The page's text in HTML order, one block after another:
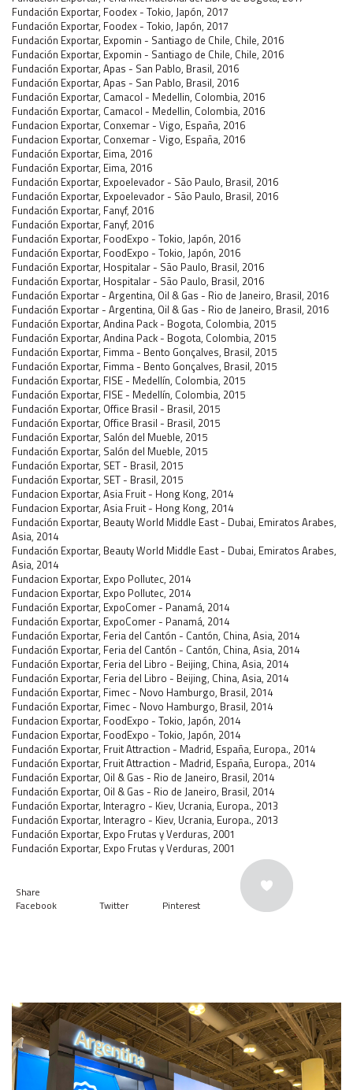
Fundación Exportar, Foodex - Tokio, Japón, 2017
Fundación Exportar, Foodex - Tokio, Japón, 2017
Fundación Exportar, Expomin - Santiago de Chile, Chile, 2016
Fundación Exportar, Expomin - Santiago de Chile, Chile, 2016
Fundación Exportar, Apas - San Pablo, Brasil, 2016
Fundación Exportar, Apas - San Pablo, Brasil, 2016
Fundación Exportar, Camacol - Medellin, Colombia, 2016
Fundación Exportar, Camacol - Medellin, Colombia, 2016
Fundacion Exportar, Conxemar - Vigo, España, 2016
Fundacion Exportar, Conxemar - Vigo, España, 2016
Fundación Exportar, Eima, 2016
Fundación Exportar, Eima, 2016
Fundación Exportar, Expoelevador - São Paulo, Brasil, 2016
Fundación Exportar, Expoelevador - São Paulo, Brasil, 2016
Fundación Exportar, Fanyf, 2016
Fundación Exportar, Fanyf, 2016
Fundación Exportar, FoodExpo - Tokio, Japón, 2016
Fundación Exportar, FoodExpo - Tokio, Japón, 2016
Fundación Exportar, Hospitalar - São Paulo, Brasil, 2016
Fundación Exportar, Hospitalar - São Paulo, Brasil, 2016
Fundación Exportar - Argentina, Oil & Gas - Rio de Janeiro, Brasil, 2016
Fundación Exportar - Argentina, Oil & Gas - Rio de Janeiro, Brasil, 2016
Fundación Exportar, Andina Pack - Bogota, Colombia, 2015
Fundación Exportar, Andina Pack - Bogota, Colombia, 2015
Fundación Exportar, Fimma - Bento Gonçalves, Brasil, 2015
Fundación Exportar, Fimma - Bento Gonçalves, Brasil, 2015
Fundación Exportar, FISE - Medellín, Colombia, 2015
Fundación Exportar, FISE - Medellín, Colombia, 2015
Fundación Exportar, Office Brasil - Brasil, 2015
Fundación Exportar, Office Brasil - Brasil, 2015
Fundación Exportar, Salón del Mueble, 2015
Fundación Exportar, Salón del Mueble, 2015
Fundación Exportar, SET - Brasil, 2015
Fundación Exportar, SET - Brasil, 2015
Fundacion Exportar, Asia Fruit - Hong Kong, 2014
Fundacion Exportar, Asia Fruit - Hong Kong, 2014
Fundación Exportar, Beauty World Middle East - Dubai, Emiratos Arabes,
Asia, 2014
Fundación Exportar, Beauty World Middle East - Dubai, Emiratos Arabes,
Asia, 2014
Fundacion Exportar, Expo Pollutec, 2014
Fundacion Exportar, Expo Pollutec, 2014
Fundación Exportar, ExpoComer - Panamá, 2014
Fundación Exportar, ExpoComer - Panamá, 2014
Fundación Exportar, Feria del Cantón - Cantón, China, Asia, 2014
Fundación Exportar, Feria del Cantón - Cantón, China, Asia, 2014
Fundación Exportar, Feria del Libro - Beijing, China, Asia, 2014
Fundación Exportar, Feria del Libro - Beijing, China, Asia, 2014
Fundación Exportar, Fimec - Novo Hamburgo, Brasil, 2014
Fundación Exportar, Fimec - Novo Hamburgo, Brasil, 2014
Fundacion Exportar, FoodExpo - Tokio, Japón, 2014
Fundacion Exportar, FoodExpo - Tokio, Japón, 2014
Fundación Exportar, Fruit Attraction - Madrid, España, Europa., 2014
Fundación Exportar, Fruit Attraction - Madrid, España, Europa., 2014
Fundación Exportar, Oil & Gas - Rio de Janeiro, Brasil, 2014
Fundación Exportar, Oil & Gas - Rio de Janeiro, Brasil, 2014
Fundación Exportar, Interagro - Kiev, Ucrania, Europa., 2013
Fundación Exportar, Interagro - Kiev, Ucrania, Europa., 2013
Fundación Exportar, Expo Frutas y Verduras, 2001
Fundación Exportar, Expo Frutas y Verduras, 2001
Share
Facebook
Twitter Pinterest